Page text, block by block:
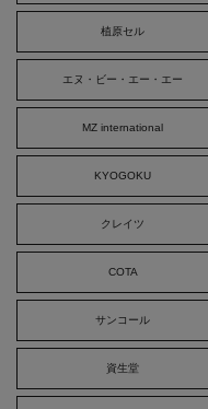
植原セル
エヌ・ビー・エー・エー
MZ international
KYOGOKU
クレイツ
COTA
サンコール
資生堂